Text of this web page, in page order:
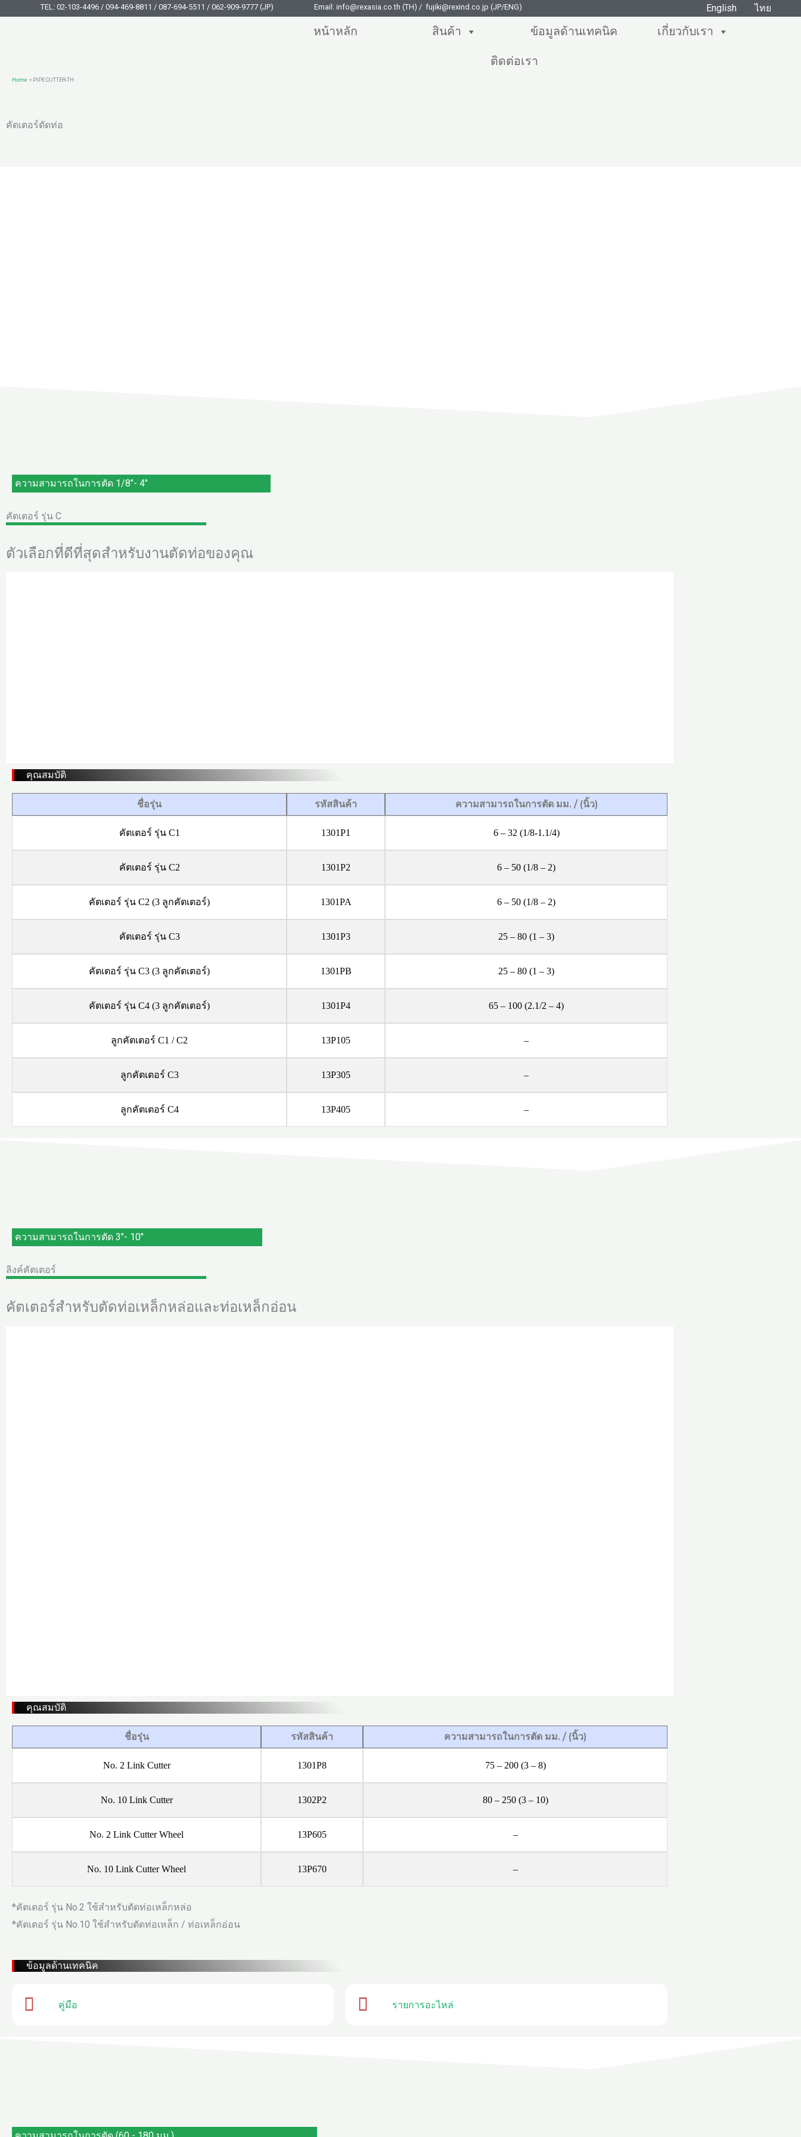
TEL: 02-103-4496 / 094-469-8811 / 087-694-5511 / 062-909-9777 (JP) Email: info@rexasia.co.th (TH) / fujiki@rexind.co.jp (JP/ENG) English ไทย
หน้าหลัก สินค้า ข้อมูลด้านเทคนิค เกี่ยวกับเรา
ติดต่อเรา
Home PIPE CUTTER-TH
คัตเตอร์ตัดท่อ
ความสามารถในการตัด 1/8"- 4"
คัตเตอร์ รุ่น C
ตัวเลือกที่ดีที่สุดสำหรับงานตัดท่อของคุณ
คุณสมบัติ
ชื่อรุ่น รหัสสินค้า ความสามารถในการตัด มม. / (นิ้ว)
คัตเตอร์ รุ่น C1 1301P1 6 – 32 (1/8-1.1/4)
คัตเตอร์ รุ่น C2 1301P2 6 – 50 (1/8 – 2)
คัตเตอร์ รุ่น C2 (3 ลูกคัตเตอร์) 1301PA 6 – 50 (1/8 – 2)
คัตเตอร์ รุ่น C3 1301P3 25 – 80 (1 – 3)
คัตเตอร์ รุ่น C3 (3 ลูกคัตเตอร์) 1301PB 25 – 80 (1 – 3)
คัตเตอร์ รุ่น C4 (3 ลูกคัตเตอร์) 1301P4 65 – 100 (2.1/2 – 4)
ลูกคัตเตอร์ C1 / C2 13P105 –
ลูกคัตเตอร์ C3 13P305 –
ลูกคัตเตอร์ C4 13P405 –
ความสามารถในการตัด 3"- 10"
ลิงค์คัตเตอร์
คัตเตอร์สำหรับตัดท่อเหล็กหล่อและท่อเหล็กอ่อน
คุณสมบัติ
ชื่อรุ่น รหัสสินค้า ความสามารถในการตัด มม. / (นิ้ว)
No. 2 Link Cutter 1301P8 75 – 200 (3 – 8)
No. 10 Link Cutter 1302P2 80 – 250 (3 – 10)
No. 2 Link Cutter Wheel 13P605 –
No. 10 Link Cutter Wheel 13P670 –
*คัตเตอร์ รุ่น No.2 ใช้สำหรับตัดท่อเหล็กหล่อ
*คัตเตอร์ รุ่น No.10 ใช้สำหรับตัดท่อเหล็ก / ท่อเหล็กอ่อน
ข้อมูลด้านเทคนิค
คู่มือ รายการอะไหล่